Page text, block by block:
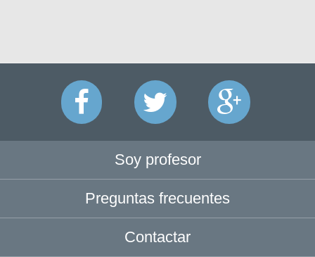
Soy profesor
Preguntas frecuentes
Contactar